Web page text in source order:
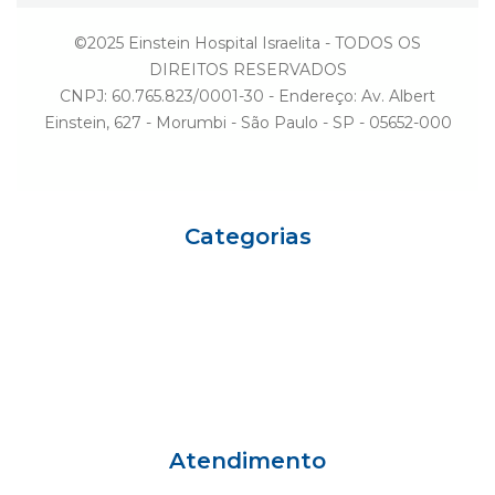
©2025 Einstein Hospital Israelita - TODOS OS
DIREITOS RESERVADOS
CNPJ: 60.765.823/0001-30 - Endereço: Av. Albert
Einstein, 627 - Morumbi - São Paulo - SP - 05652-000
Categorias
Atendimento